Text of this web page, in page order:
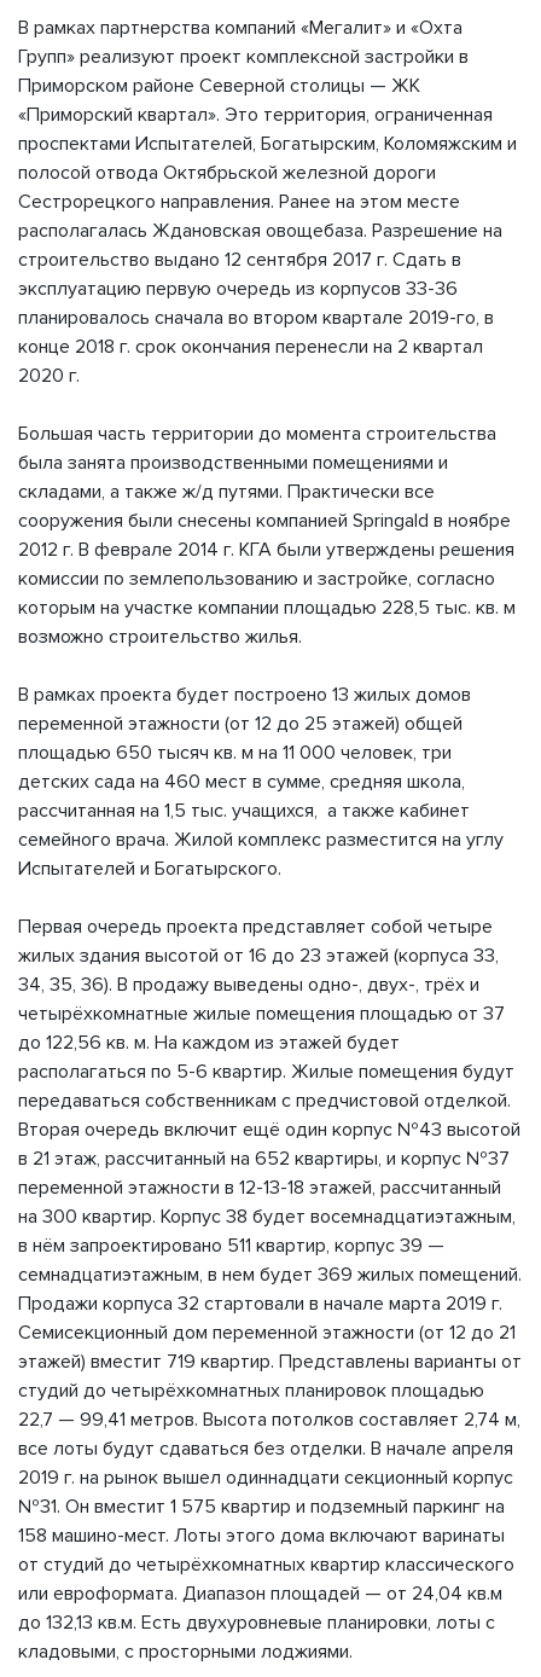
В рамках партнерства компаний «Мегалит» и «Охта
Групп» реализуют проект комплексной застройки в
Приморском районе Северной столицы — ЖК
«Приморский квартал». Это территория, ограниченная
проспектами Испытателей, Богатырским, Коломяжским и
полосой отвода Октябрьской железной дороги
Сестрорецкого направления. Ранее на этом месте
располагалась Ждановская овощебаза. Разрешение на
строительство выдано 12 сентября 2017 г. Сдать в
эксплуатацию первую очередь из корпусов 33-36
планировалось сначала во втором квартале 2019-го, в
конце 2018 г. срок окончания перенесли на 2 квартал
2020 г.
Большая часть территории до момента строительства
была занята производственными помещениями и
складами, а также ж/д путями. Практически все
сооружения были снесены компанией Springald в ноябре
2012 г. В феврале 2014 г. КГА были утверждены решения
комиссии по землепользованию и застройке, согласно
которым на участке компании площадью 228,5 тыс. кв. м
возможно строительство жилья.
В рамках проекта будет построено 13 жилых домов
переменной этажности (от 12 до 25 этажей) общей
площадью 650 тысяч кв. м на 11 000 человек, три
детских сада на 460 мест в сумме, средняя школа,
рассчитанная на 1,5 тыс. учащихся, а также кабинет
семейного врача. Жилой комплекс разместится на углу
Испытателей и Богатырского.
Первая очередь проекта представляет собой четыре
жилых здания высотой от 16 до 23 этажей (корпуса 33,
34, 35, 36). В продажу выведены одно-, двух-, трёх и
четырёхкомнатные жилые помещения площадью от 37
до 122,56 кв. м. На каждом из этажей будет
располагаться по 5-6 квартир. Жилые помещения будут
передаваться собственникам с предчистовой отделкой.
Вторая очередь включит ещё один корпус №43 высотой
в 21 этаж, рассчитанный на 652 квартиры, и корпус №37
переменной этажности в 12-13-18 этажей, рассчитанный
на 300 квартир. Корпус 38 будет восемнадцатиэтажным,
в нём запроектировано 511 квартир, корпус 39 —
семнадцатиэтажным, в нем будет 369 жилых помещений.
Продажи корпуса 32 стартовали в начале марта 2019 г.
Семисекционный дом переменной этажности (от 12 до 21
этажей) вместит 719 квартир. Представлены варианты от
студий до четырёхкомнатных планировок площадью
22,7 — 99,41 метров. Высота потолков составляет 2,74 м,
все лоты будут сдаваться без отделки. В начале апреля
2019 г. на рынок вышел одиннадцати секционный корпус
№31. Он вместит 1 575 квартир и подземный паркинг на
158 машино-мест. Лоты этого дома включают варинаты
от студий до четырёхкомнатных квартир классического
или евроформата. Диапазон площадей — от 24,04 кв.м
до 132,13 кв.м. Есть двухуровневые планировки, лоты с
кладовыми, с просторными лоджиями.